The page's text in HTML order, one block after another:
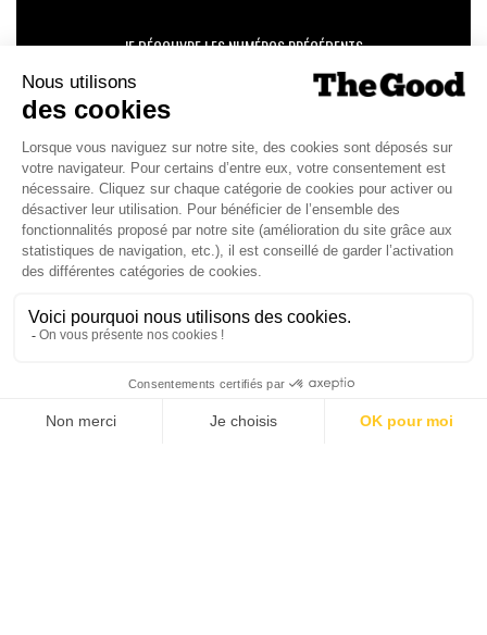
JE DÉCOUVRE LES NUMÉROS PRÉCÉDENTS
Je suis déjà abonné(e) :
version digitale
SUIVEZ-NOUS